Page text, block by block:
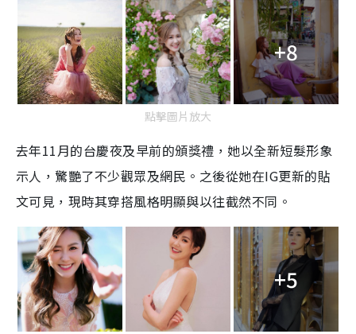
+8
點擊圖片放大
去年11月的台慶夜及早前的頒獎禮，她以全新短髮形象
示人，驚艷了不少觀眾及網民。之後從她在IG更新的貼
文可見，現時其穿搭風格明顯與以往截然不同。
+5